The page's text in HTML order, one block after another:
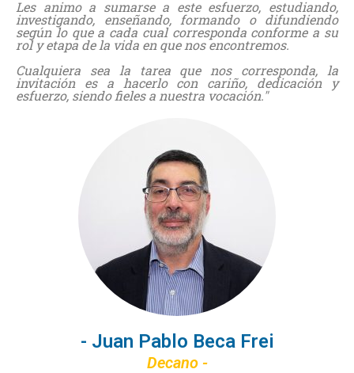
Les animo a sumarse a este esfuerzo, estudiando,
investigando, enseñando, formando o difundiendo
según lo que a cada cual corresponda conforme a su
rol y etapa de la vida en que nos encontremos.
Cualquiera sea la tarea que nos corresponda, la
invitación es a hacerlo con cariño, dedicación y
esfuerzo, siendo fieles a nuestra vocación."
- Juan Pablo Beca Frei
Decano -